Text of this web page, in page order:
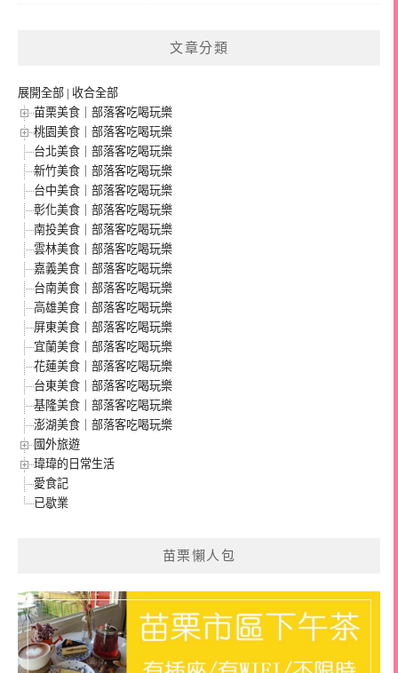
文章分類
展開全部 | 收合全部
苗栗美食｜部落客吃喝玩樂
桃園美食｜部落客吃喝玩樂
台北美食｜部落客吃喝玩樂
新竹美食｜部落客吃喝玩樂
台中美食｜部落客吃喝玩樂
彰化美食｜部落客吃喝玩樂
南投美食｜部落客吃喝玩樂
雲林美食｜部落客吃喝玩樂
嘉義美食｜部落客吃喝玩樂
台南美食｜部落客吃喝玩樂
高雄美食｜部落客吃喝玩樂
屏東美食｜部落客吃喝玩樂
宜蘭美食｜部落客吃喝玩樂
花蓮美食｜部落客吃喝玩樂
台東美食｜部落客吃喝玩樂
基隆美食｜部落客吃喝玩樂
澎湖美食｜部落客吃喝玩樂
國外旅遊
瑋瑋的日常生活
愛食記
已歇業
苗栗懶人包